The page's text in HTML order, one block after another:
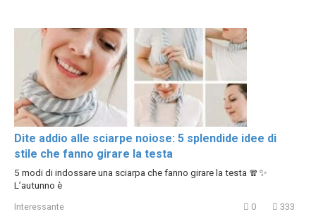
Dite addio alle sciarpe noiose: 5 splendide idee di
stile che fanno girare la testa
5 modi di indossare una sciarpa che fanno girare la testa 🧣✨
L’autunno è
Interessante 0 333